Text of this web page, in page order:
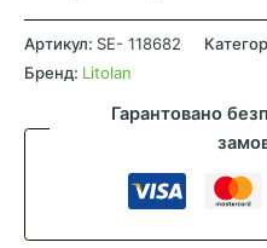
Обприскувач
ручний
Litolan
л
Артикул: SE- 118682
Бренд: Litolan
Гарантовано